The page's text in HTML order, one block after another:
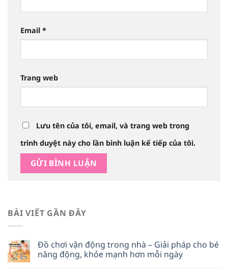
Email *
Trang web
Lưu tên của tôi, email, và trang web trong
trình duyệt này cho lần bình luận kế tiếp của tôi.
BÀI VIẾT GẦN ĐÂY
Đồ chơi vận động trong nhà – Giải pháp cho bé
năng động, khỏe mạnh hơn mỗi ngày